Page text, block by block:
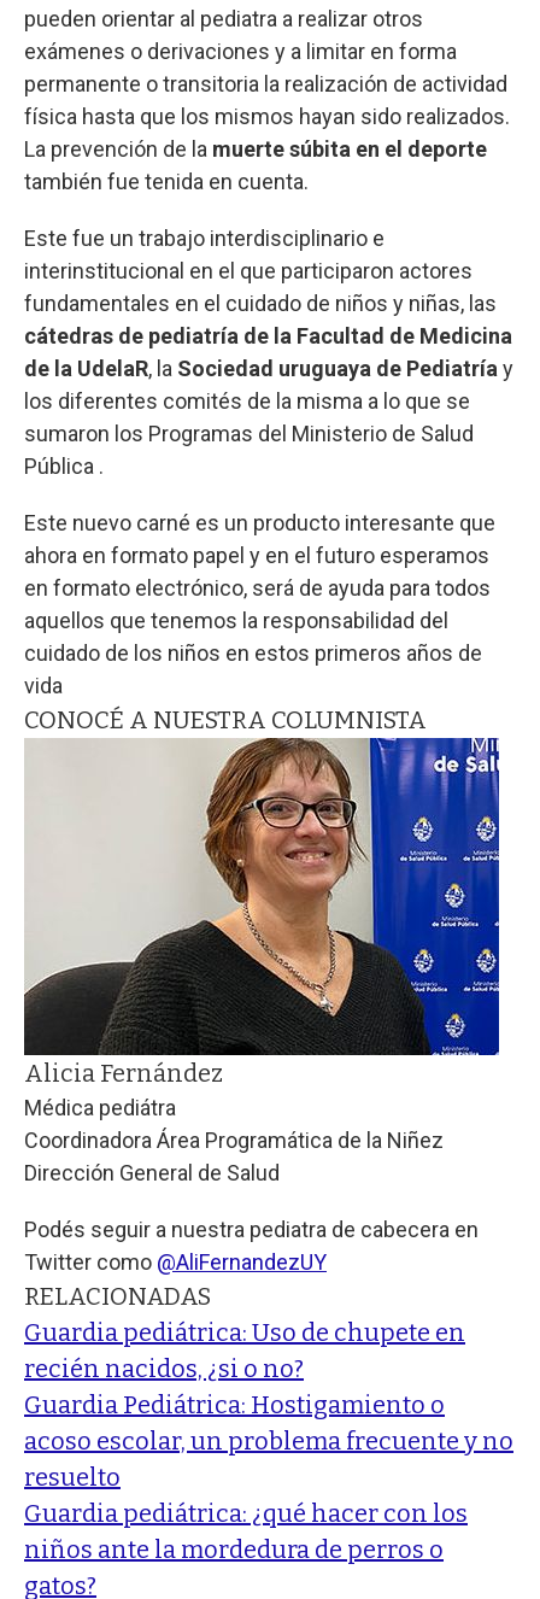
pueden orientar al pediatra a realizar otros
exámenes o derivaciones y a limitar en forma
permanente o transitoria la realización de actividad
física hasta que los mismos hayan sido realizados.
La prevención de la muerte súbita en el deporte
también fue tenida en cuenta.
Este fue un trabajo interdisciplinario e
interinstitucional en el que participaron actores
fundamentales en el cuidado de niños y niñas, las
cátedras de pediatría de la Facultad de Medicina
de la UdelaR, la Sociedad uruguaya de Pediatría y
los diferentes comités de la misma a lo que se
sumaron los Programas del Ministerio de Salud
Pública .
Este nuevo carné es un producto interesante que
ahora en formato papel y en el futuro esperamos
en formato electrónico, será de ayuda para todos
aquellos que tenemos la responsabilidad del
cuidado de los niños en estos primeros años de
vida
CONOCÉ A NUESTRA COLUMNISTA
Alicia Fernández
Médica pediátra
Coordinadora Área Programática de la Niñez
Dirección General de Salud
Podés seguir a nuestra pediatra de cabecera en
Twitter como @AliFernandezUY
RELACIONADAS
Guardia pediátrica: Uso de chupete en
recién nacidos, ¿si o no?
Guardia Pediátrica: Hostigamiento o
acoso escolar, un problema frecuente y no
resuelto
Guardia pediátrica: ¿qué hacer con los
niños ante la mordedura de perros o
gatos?